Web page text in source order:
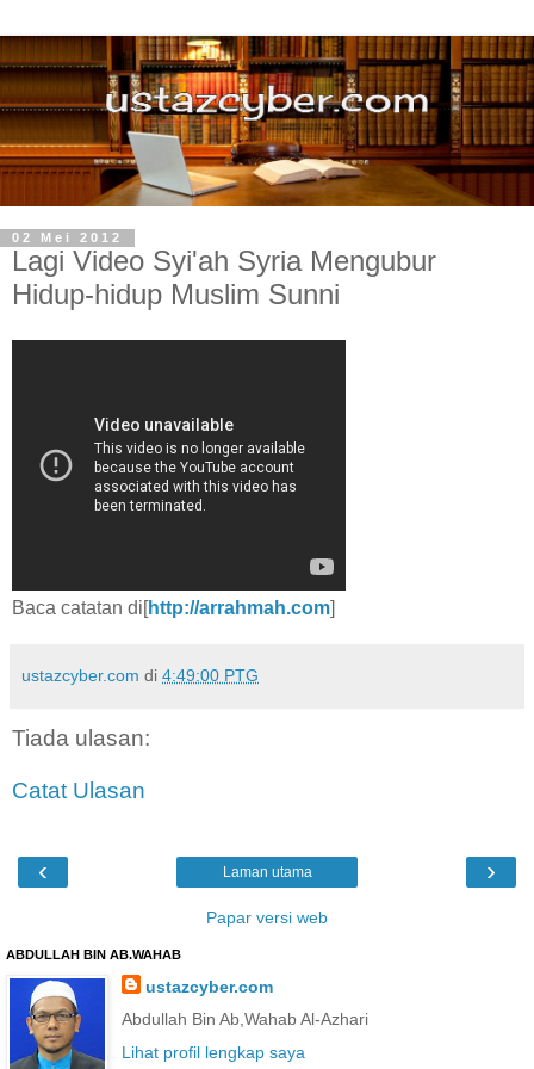
02 Mei 2012
Lagi Video Syi'ah Syria Mengubur
Hidup-hidup Muslim Sunni
Baca catatan di[http://arrahmah.com]
ustazcyber.com di 4:49:00 PTG
Tiada ulasan:
Catat Ulasan
‹ ›
Laman utama
Papar versi web
ABDULLAH BIN AB.WAHAB
ustazcyber.com
Abdullah Bin Ab,Wahab Al-Azhari
Lihat profil lengkap saya